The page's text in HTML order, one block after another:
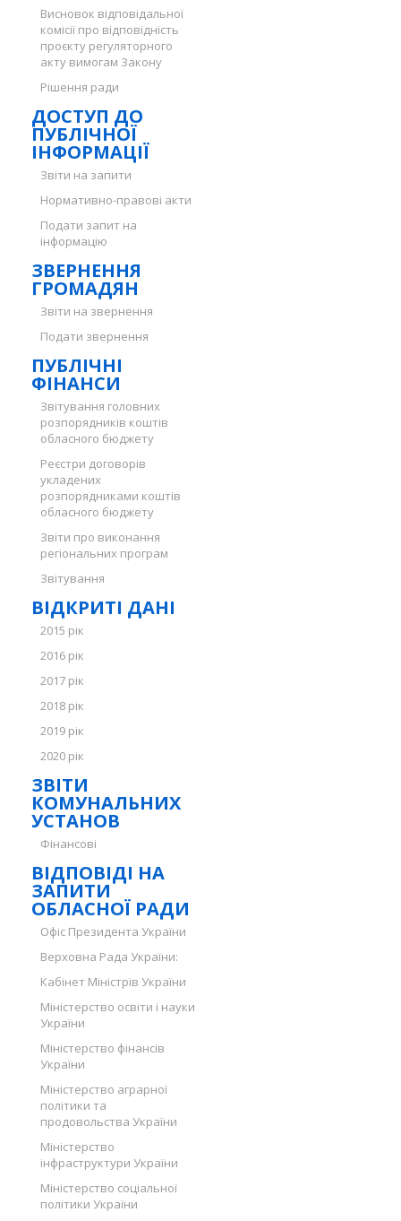
Висновок відповідальної
комісії про відповідність
проєкту регуляторного
акту вимогам Закону
Рішення ради
ДОСТУП ДО
ПУБЛІЧНОЇ
ІНФОРМАЦІЇ
Звіти на запити
Нормативно-правові акти
Подати запит на
інформацію
ЗВЕРНЕННЯ
ГРОМАДЯН
Звіти на звернення
Подати звернення
ПУБЛІЧНІ
ФІНАНСИ
Звітування головних
розпорядників коштів
обласного бюджету
Реєстри договорів
укладених
розпорядниками коштів
обласного бюджету
Звіти про виконання
регіональних програм
Звітування
ВІДКРИТІ ДАНІ
2015 рік
2016 рік
2017 рік
2018 рік
2019 рік
2020 рік
ЗВІТИ
КОМУНАЛЬНИХ
УСТАНОВ
Фінансові
ВІДПОВІДІ НА
ЗАПИТИ
ОБЛАСНОЇ РАДИ
Офіс Президента України
Верховна Рада України:
Кабінет Міністрів України
Міністерство освіти і науки
України
Міністерство фінансів
України
Міністерство аграрної
політики та
продовольства України
Міністерство
інфраструктури України
Міністерство соціальної
політики України